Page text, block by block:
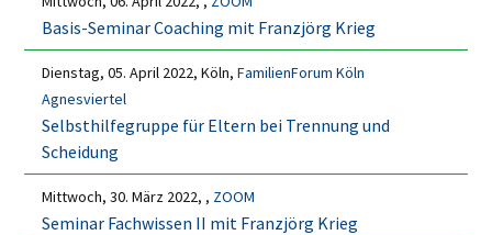
Basis-Seminar Coaching mit Franzjörg Krieg
Dienstag, 05. April 2022, Köln,FamilienForum Köln
Agnesviertel
Selbsthilfegruppe für Eltern bei Trennung und
Scheidung
Mittwoch, 30. März 2022, , ZOOM
Seminar Fachwissen II mit Franzjörg Krieg